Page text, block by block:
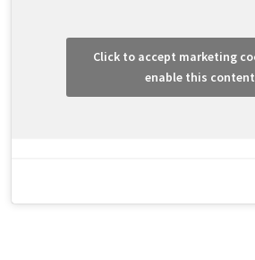
Click to accept marketing
enable this content